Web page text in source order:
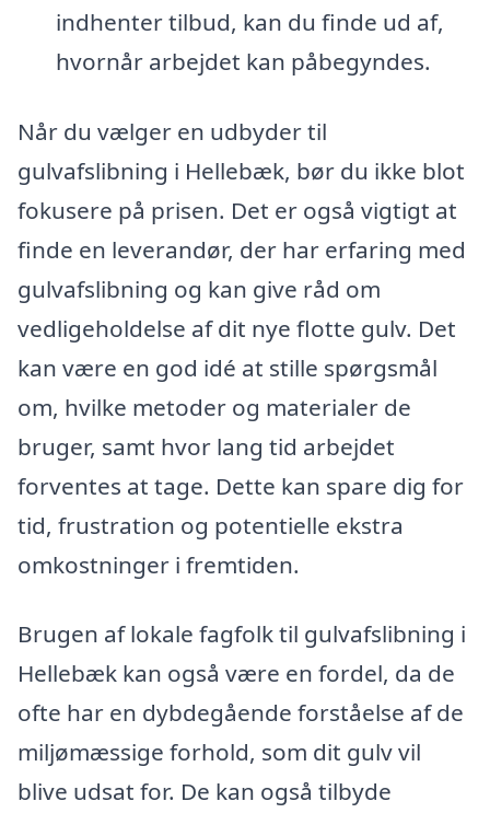
indhenter tilbud, kan du finde ud af,
hvornår arbejdet kan påbegyndes.
Når du vælger en udbyder til
gulvafslibning i Hellebæk, bør du ikke blot
fokusere på prisen. Det er også vigtigt at
finde en leverandør, der har erfaring med
gulvafslibning og kan give råd om
vedligeholdelse af dit nye flotte gulv. Det
kan være en god idé at stille spørgsmål
om, hvilke metoder og materialer de
bruger, samt hvor lang tid arbejdet
forventes at tage. Dette kan spare dig for
tid, frustration og potentielle ekstra
omkostninger i fremtiden.
Brugen af lokale fagfolk til gulvafslibning i
Hellebæk kan også være en fordel, da de
ofte har en dybdegående forståelse af de
miljømæssige forhold, som dit gulv vil
blive udsat for. De kan også tilbyde